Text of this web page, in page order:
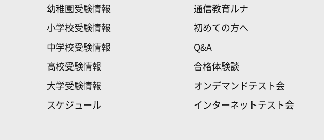
幼稚園受験情報
小学校受験情報
中学校受験情報
高校受験情報
大学受験情報
スケジュール
通信教育ルナ
初めての方へ
Q&A
合格体験談
オンデマンドテスト会
インターネットテスト会